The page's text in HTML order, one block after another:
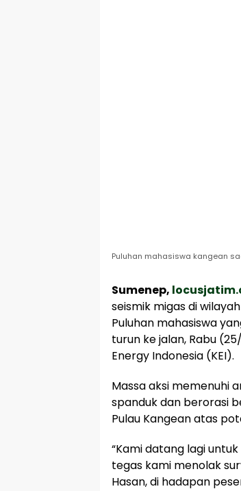
Puluhan mahasiswa kangean
Sumenep,
seismik migas di
Puluhan mahasiswa
turun ke jalan, Rabu
Energy Indonesia (KEI).
Massa aksi memenuhi
spanduk dan berorasi
Pulau Kangean atas
“Kami datang lagi
tegas kami menolak
Hasan, di hadapan